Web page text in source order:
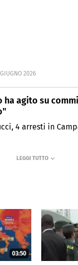
2026
ha agito su
4 arresti in
03:50